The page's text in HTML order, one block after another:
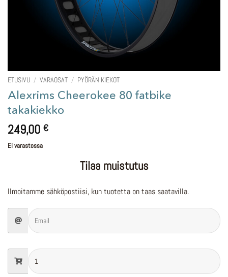
ETUSIVU / VARAOSAT / PYÖRÄN KIEKOT
Alexrims Cheerokee 80 fatbike
takakiekko
249,00 €
Ei varastossa
Tilaa muistutus
Ilmoitamme sähköpostiisi, kun tuotetta on taas saatavilla.